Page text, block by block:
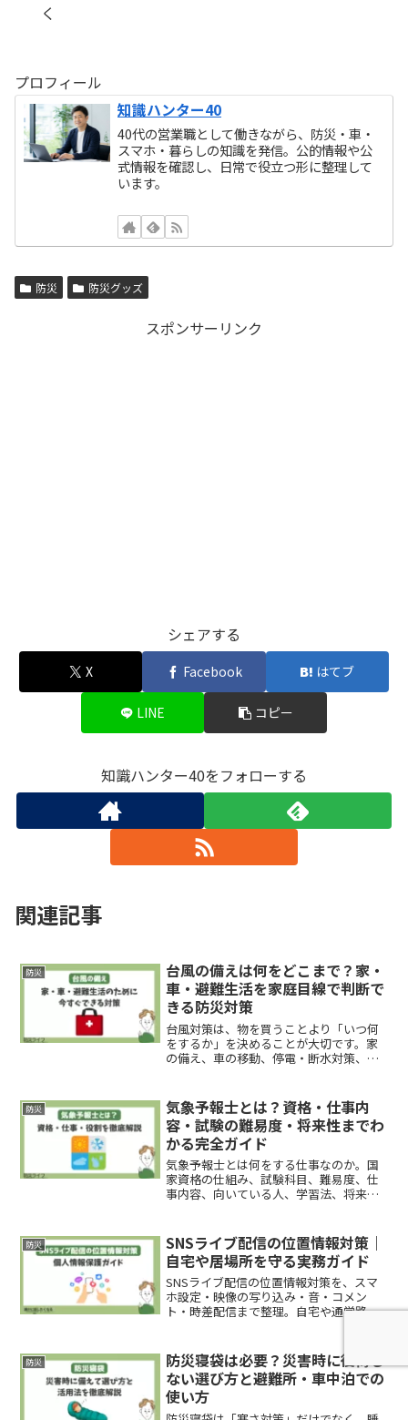
く
プロフィール
知識ハンター40
40代の営業職として働きながら、防災・車・
スマホ・暮らしの知識を発信。公的情報や公
式情報を確認し、日常で役立つ形に整理して
います。
防災 防災グッズ
スポンサーリンク
シェアする
X Facebook はてブ
LINE コピー
知識ハンター40をフォローする
関連記事
防災
台風の備えは何をどこまで？家・
車・避難生活を家庭目線で判断で
きる防災対策
台風対策は、物を買うことより「いつ何
をするか」を決めることが大切です。家
の備え、車の移動、停電・断水対策、避
防災
気象予報士とは？資格・仕事内
容・試験の難易度・将来性までわ
かる完全ガイド
気象予報士とは何をする仕事なのか。国
家資格の仕組み、試験科目、難易度、仕
事内容、向いている人、学習法、将来性
まとめました。
防災
SNSライブ配信の位置情報対策｜
自宅や居場所を守る実務ガイド
SNSライブ配信の位置情報対策を、スマ
ホ設定・映像の写り込み・音・コメン
ト・時差配信まで整理。自宅や通学路、
防災
防災寝袋は必要？災害時に後悔し
ない選び方と避難所・車中泊での
使い方